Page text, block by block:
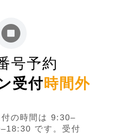
号予約
受付時間外
の時間は 9:30–
です。受付